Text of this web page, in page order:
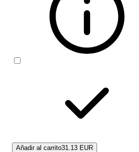
Añadir al carrito31.13 EUR